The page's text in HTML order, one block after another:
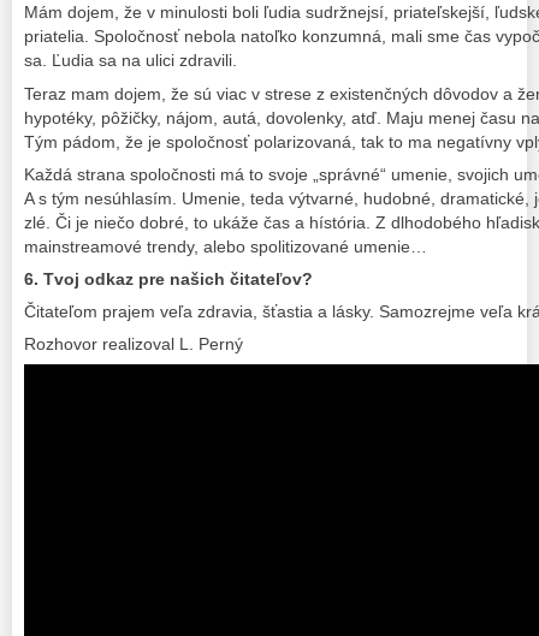
Mám dojem, že v minulosti boli ľudia sudržnejsí, priateľskejší,
priatelia. Spoločnosť nebola natoľko konzumná, mali sme čas
sa. Ľudia sa na ulici zdravili.
Teraz mam dojem, že sú viac v strese z existenčných dôvodov a
hypotéky, pôžičky, nájom, autá, dovolenky, atď. Maju menej času
Tým pádom, že je spoločnosť polarizovaná, tak to ma negatívny
Každá strana spoločnosti má to svoje „správné“ umenie, svojich
A s tým nesúhlasím. Umenie, teda výtvarné, hudobné, dramatické,
zlé. Či je niečo dobré, to ukáže čas a hístória. Z dlhodobého
mainstreamové trendy, alebo spolitizované umenie…
6. Tvoj odkaz pre našich čitateľov?
Čitateľom prajem veľa zdravia, šťastia a lásky. Samozrejme veľa
Rozhovor realizoval L. Perný